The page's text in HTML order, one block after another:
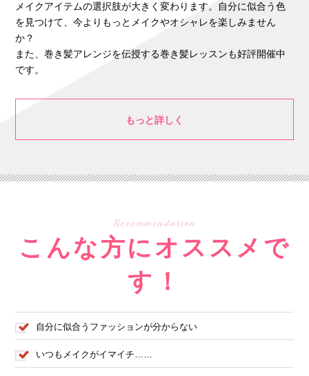
メイクアイテムの選択肢が大きく変わります。自分に似合う色
を見つけて、今よりもっとメイクやオシャレを楽しみません
か？
また、巻き髪アレンジを伝授する巻き髪レッスンも好評開催中
です。
もっと詳しく
Recommendation
こんな方にオススメで
す！
自分に似合うファッションが分からない
いつもメイクがイマイチ……